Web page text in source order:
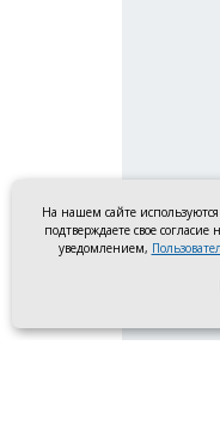
На нашем сайте
подтверждаете свое
уведомлением,